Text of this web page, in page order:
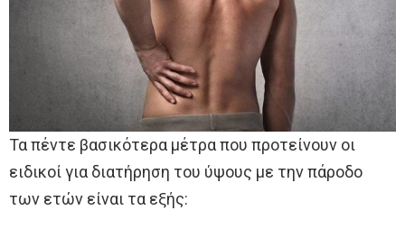
Τα πέντε βασικότερα μέτρα που προτείνουν οι
ειδικοί για διατήρηση του ύψους με την πάροδο
των ετών είναι τα εξής: